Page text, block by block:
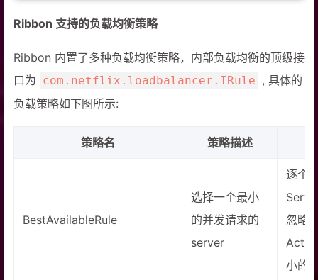
15
17
18
25
//直接使用微服务名字， 从nacos中获
        String url =
"service-
//通过restTemplate调用商品微服务
Product product =
        order.setUsername(
"测试用户");
Ribbon 支持的负载均衡策略
Ribbon 内置了多种负载均衡策略，内部负载均衡的顶级接
口为 com.netflix.loadbalancer.IRule , 具体的
负载策略如下图所示:
策略名 策略描述
BestAvailableRule
选择一个最小
的并发请求的
server
逐个
忽略
小的